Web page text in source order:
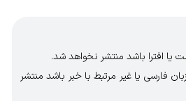
یا افترا باشد منتشر نخواهد شد.
فارسی یا غیر مرتبط با خبر باشد منتشر